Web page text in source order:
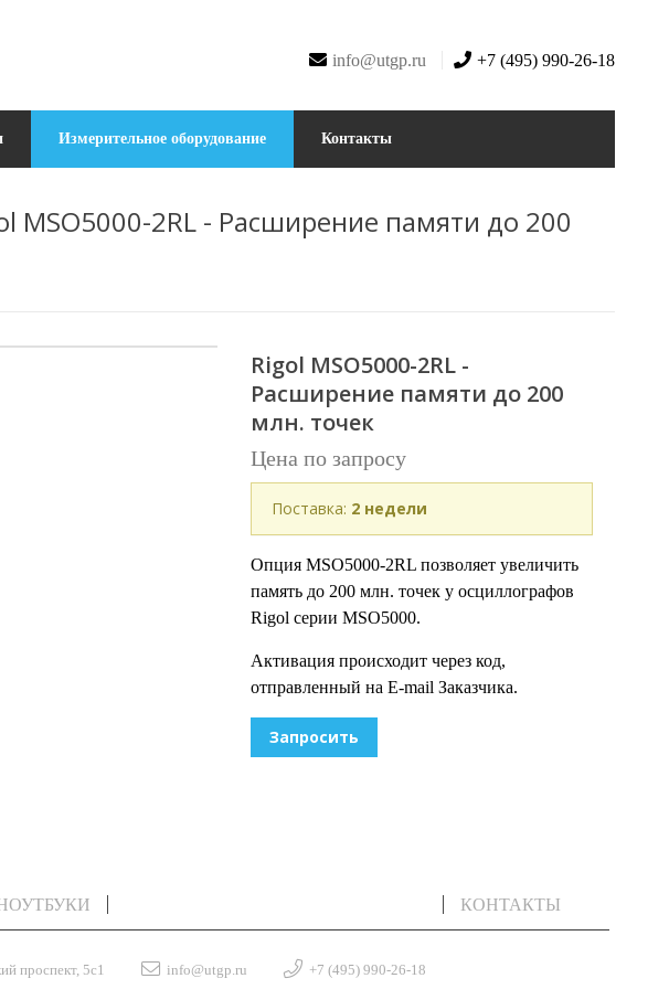
info@utgp.ru +7 (495) 990-26-18
Измерительное оборудование Контакты
MSO5000-2RL - Расширение памяти до 200
Rigol MSO5000-2RL -
Расширение памяти до 200
млн. точек
Цена по запросу
Поставка: 2 недели
Опция MSO5000-2RL позволяет увеличить
память до 200 млн. точек у осциллографов
Rigol серии MSO5000.
Активация происходит через код,
отправленный на E-mail Заказчика.
Запросить
КОНТАКТЫ
проспект, 5с1 info@utgp.ru +7 (495) 990-26-18